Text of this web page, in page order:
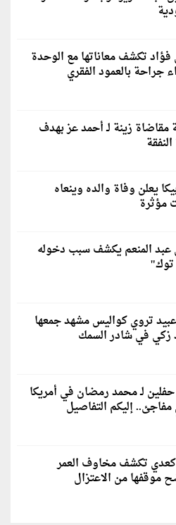
تكشف معاناتها مع الوحدة
جراحة بالعمود الفقري
مقاضاة زينة لـ أحمد عز بهدف
يعلن وفاة والده وينعاه
مؤثرة
المنعم يكشف سبب دخوله
عبيد تروي كواليس مشهد جمعها
زكي في شادر السمك
حفلين لـ محمد رمضان في أمريكا
إليكم التفاصيل
تكشف مخاوف العمر
موقفها من الاعتزال